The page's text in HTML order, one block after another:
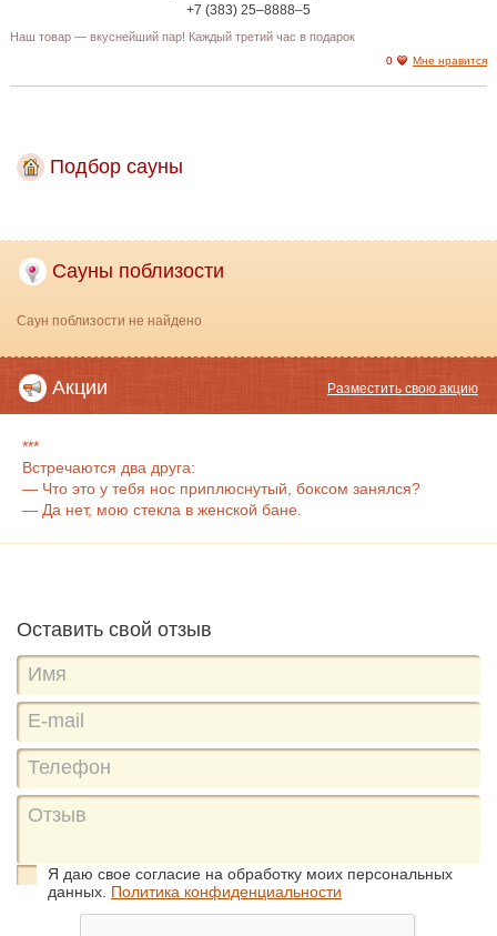
+7 (383) 25‒8888‒5
Наш товар — вкуснейший пар! Каждый третий час в подарок
0 Мне нравится
Подбор сауны
Сауны поблизости
Саун поблизости не найдено
Акции Разместить свою акцию
***
Встречаются два друга:
— Что это у тебя нос приплюснутый, боксом занялся?
— Да нет, мою стекла в женской бане.
Оставить свой отзыв
Я даю свое согласие на обработку моих персональных
данных. Политика конфиденциальности